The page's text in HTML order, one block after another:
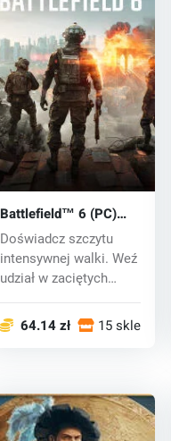
Battlefield™ 6 (PC)
key
Doświadcz szczytu
intensywnej walki. Weź
udział w zaciętych
64.14 zł 15 sklepy